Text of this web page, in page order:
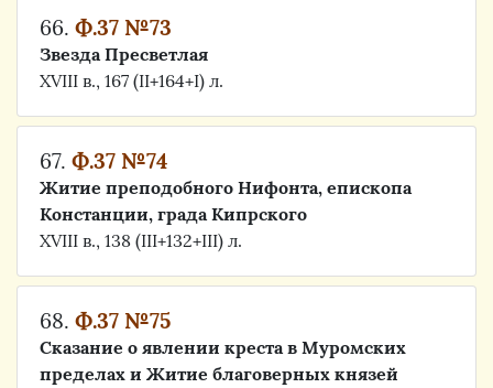
66. Ф.37 №73
Звезда Пресветлая
XVIII в., 167 (II+164+I) л.
67. Ф.37 №74
Житие преподобного Нифонта, епископа
Констанции, града Кипрского
XVIII в., 138 (III+132+III) л.
68. Ф.37 №75
Сказание о явлении креста в Муромских
пределах и Житие благоверных князей